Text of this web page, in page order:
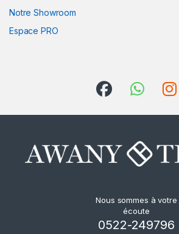
Notre Showroom
Espace PRO
Nous sommes à votre
écoute
0522-249796